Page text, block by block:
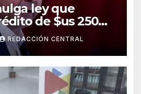
ley que
de $us 250
BID para
REDACCIÓN CENTRAL